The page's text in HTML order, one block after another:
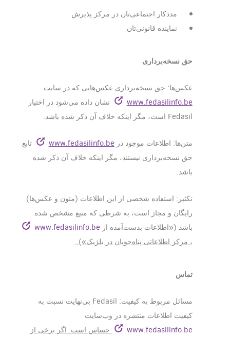
مددکار اجتماعی‌تان در مرکز پذیرش
نماینده قانونی‌تان
حق نسخه‌برداری
عکس‌ها: حق نسخه‌برداری عکس‌هایی که در سایت
www.fedasilinfo.be
نشان داده می‌شود در اختیار
Fedasil است، مگر اینکه خلاف آن ذکر شده باشد.
متن‌ها: اطلاعات موجود در www.fedasilinfo.be
تابع
حق نسخه‌برداری نیستند، مگر اینکه خلاف آن ذکر شده
باشد.
تکثیر: استفاده شخصی از این اطلاعات (متون و عکس‌ها)
رایگان و مجاز است، به شرطی که منبع مشخص شده
باشد («اطلاعات بدست‌آمده از www.fedasilinfo.be
، مرکز اطلاعاتی پناه‌جویان در بلژیک»).
تماس
مسائل مربوط به کیفیت: Fedasil بی‌نهایت نسبت به
کیفیت اطلاعات منتشره در وب‌سایت
www.fedasilinfo.be
حساس است. اگر برخی از